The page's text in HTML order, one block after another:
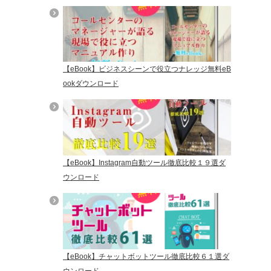
【eBook】ビジネスシーンで役立つナレッジ無料eB
ookダウンロード
【eBook】Instagram自動ツール徹底比較１９選ダ
ウンロード
【eBook】チャットボットツール徹底比較６１選ダ